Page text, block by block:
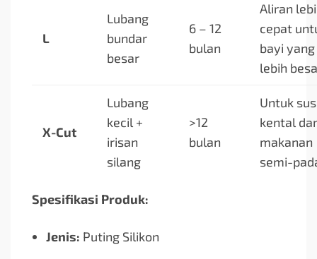
L
Lubang
bundar
besar
6 – 12
bulan
Aliran
cepat
bayi yang
lebih
X-Cut
Lubang
kecil +
irisan
silang
>12
bulan
Untuk
kental
makanan
semi-
Spesifikasi Produk:
Jenis: Puting Silikon